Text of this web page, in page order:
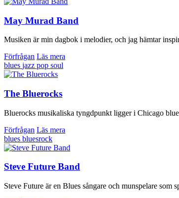
May Murad Band
Musiken är min dagbok i melodier, och jag hämtar
Förfrågan Läs mera
blues jazz pop soul
The Bluerocks
Bluerocks musikaliska tyngdpunkt ligger i Chicago
Förfrågan Läs mera
blues bluesrock
Steve Future Band
Steve Future är en Blues sångare och munspelare